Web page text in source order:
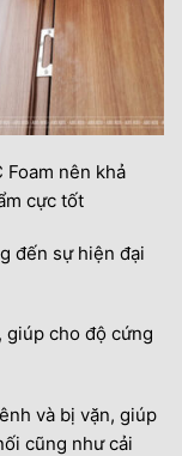
Foam nên khả
cực tốt
đến sự hiện đại
giúp cho độ cứng
và bị vặn, giúp
cũng như cải